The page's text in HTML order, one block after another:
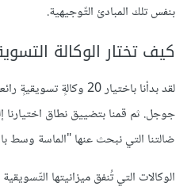
بنفس تلك المبادئ التّوجيهية.
كيف تختار الوكالة
لقد بدأنا باختيار 20
ضالتنا التي نبحث عنها "الماسة وسط
الوكالات التي تُنفق ميزانيتها